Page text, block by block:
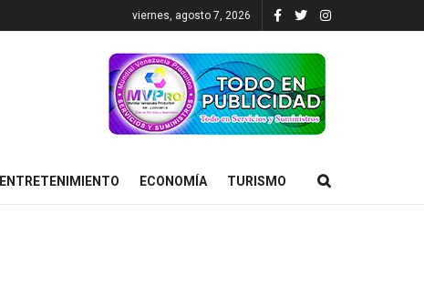
viernes, agosto 7, 2026
ENTRETENIMIENTO ECONOMÍA TURISMO